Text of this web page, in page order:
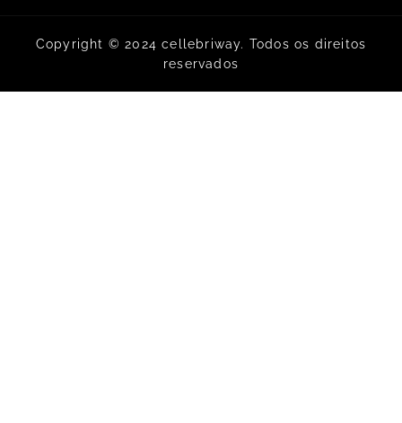
Copyright © 2024 cellebriway. Todos os direitos
reservados